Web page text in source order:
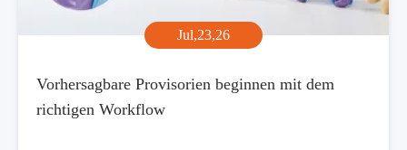
Jul,23,26
Vorhersagbare Provisorien beginnen mit dem
richtigen Workflow